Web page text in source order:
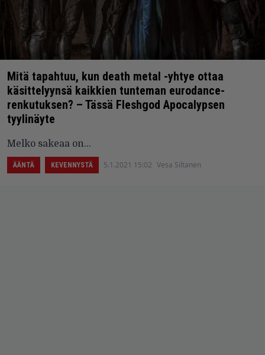
Mitä tapahtuu, kun death metal -yhtye ottaa
käsittelyynsä kaikkien tunteman eurodance-
renkutuksen? – Tässä Fleshgod Apocalypsen
tyylinäyte
Melko sakeaa on...
ÄÄNTÄ KEVENNYSTÄ 5.1.2021 15:02 Vesa Siltanen